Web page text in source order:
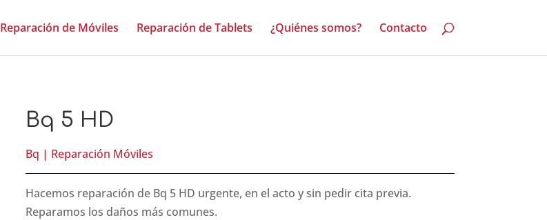
Reparación de Móviles Reparación de Tablets ¿Quiénes somos? Contacto
Bq 5 HD
Bq | Reparación Móviles
Hacemos reparación de Bq 5 HD urgente, en el acto y sin pedir cita previa.
Reparamos los daños más comunes.